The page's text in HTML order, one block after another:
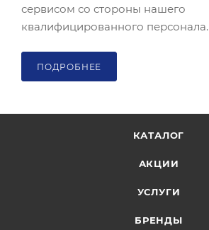
сервисом со стороны нашего
квалифицированного персонала.
ПОДРОБНЕЕ
КАТАЛОГ
АКЦИИ
УСЛУГИ
БРЕНДЫ